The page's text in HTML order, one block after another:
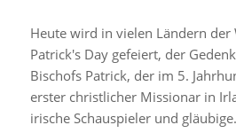
Heute wird in vielen Ländern der
Patrick's Day gefeiert, der
Bischofs Patrick, der im 5.
erster christlicher Missionar in
irische Schauspieler und